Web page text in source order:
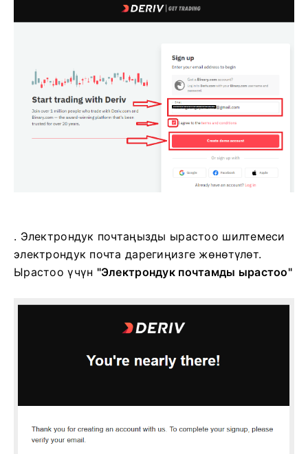
. Электрондук почтаңызды ырастоо шилтемеси
электрондук почта дарегиңизге жөнөтүлөт.
Ырастоо үчүн "Электрондук почтамды ырастоо"